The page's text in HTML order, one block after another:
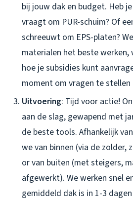
bij jouw dak en budget. Heb
vraagt om PUR-schuim? Of
schreeuwt om EPS-platen?
materialen het beste werken,
hoe je subsidies kunt
moment om vragen te
Uitvoering: Tijd voor actie!
aan de slag, gewapend met
de beste tools. Afhankelijk
we van binnen (via de zolder,
or van buiten (met steigers,
afgewerkt). We werken snel
gemiddeld dak is in 1-3